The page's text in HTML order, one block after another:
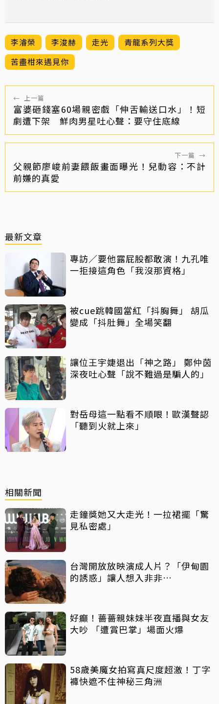
李濬榮 李浚赫 走光
青龍系列大獎
苦盡柑來遇見你
← 上一篇
富婆砸錢塞60場親密戲「伸舌輸送口水」！短
劇遭下架 鮮肉男星吐心聲：要守住底線
下一篇 →
父親節廖峻前妻餵飯畫面曝光！兒動容：不計
前嫌的真愛
最新文章
專訪／要他露屁股都敢演！九孔唯
一拒接這角色「我沒那資格」
被cue跳韓國當紅「抖胸舞」 胡瓜
變成「抖肚舞」全場笑翻
讓位王宇婕退出「神之路」 鄭仲茵
深夜吐心聲「說不難過是騙人的」
對岳母這一點看不順眼！歐漢聲認
「聽到火就上來」
相關新聞
走鐘獎她又大走光！一拉裙擺「驚
見私密處」
台灣開放放映演成人片？「伊甸園
的誘惑」讓人想入非非…
好癲！薔薔親妹妹半夜直播與女友
大吵 「遭賞巴掌」場面火爆
58歲美魔女拍寫真尺度超激！丁字
褲快遮不住神秘三角洲